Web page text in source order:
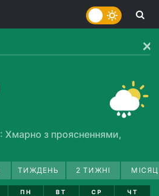
: Хмарно з проясненнями,
ТИЖДЕНЬ 2 ТИЖНІ
ПН
ВТ
СР
ЧТ